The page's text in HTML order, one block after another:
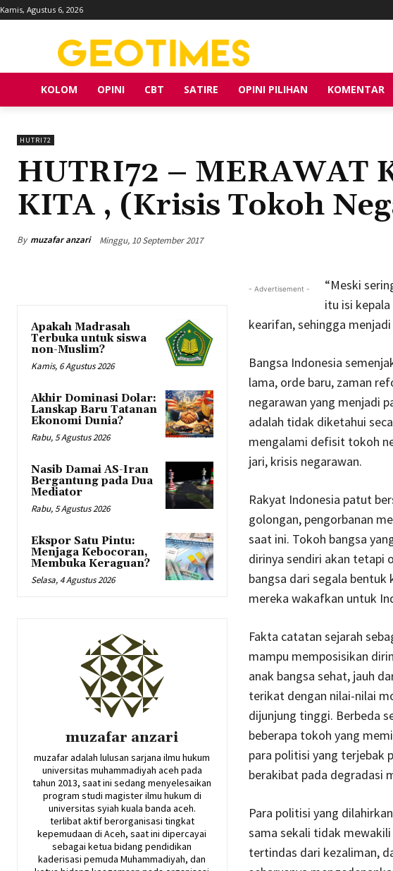
Kamis, Agustus 6, 2026
KOLOM OPINI CBT SATIRE OPINI PILIHAN KOMENTAR
HUTRI72
HUTRI72 – MERAWAT
KITA , (Krisis Tokoh
By muzafar anzari Minggu, 10 September 2017
Apakah Madrasah
Terbuka untuk siswa
non-Muslim?
Kamis, 6 Agustus 2026
Akhir Dominasi Dolar:
Lanskap Baru Tatanan
Ekonomi Dunia?
Rabu, 5 Agustus 2026
Nasib Damai AS-Iran
Bergantung pada Dua
Mediator
Rabu, 5 Agustus 2026
Ekspor Satu Pintu:
Menjaga Kebocoran,
Membuka Keraguan?
Selasa, 4 Agustus 2026
muzafar anzari
muzafar adalah lulusan sarjana ilmu hukum
universitas muhammadiyah aceh pada
tahun 2013, saat ini sedang menyelesaikan
program studi magister ilmu hukum di
universitas syiah kuala banda aceh.
terlibat aktif berorganisasi tingkat
kepemudaan di Aceh, saat ini dipercayai
sebagai ketua bidang pendidikan
kaderisasi pemuda Muhammadiyah, dan
- Advertisement -
“Meski
itu isi
kearifan, sehingga
Bangsa Indonesia
lama, orde baru, zaman
negarawan yang menjadi
adalah tidak diketahui
mengalami defisit tokoh
jari, krisis negarawan.
Rakyat Indonesia patut
golongan, pengorbanan
saat ini. Tokoh bangsa
dirinya sendiri akan tetapi
bangsa dari segala
mereka wakafkan untuk
Fakta catatan sejarah
mampu memposisikan
anak bangsa sehat, jauh
terikat dengan nilai-nilai
dijunjung tinggi. Berbeda
beberapa tokoh yang
para politisi yang terjebak
berakibat pada degradasi
Para politisi yang
sama sekali tidak
tertindas dari kezaliman,